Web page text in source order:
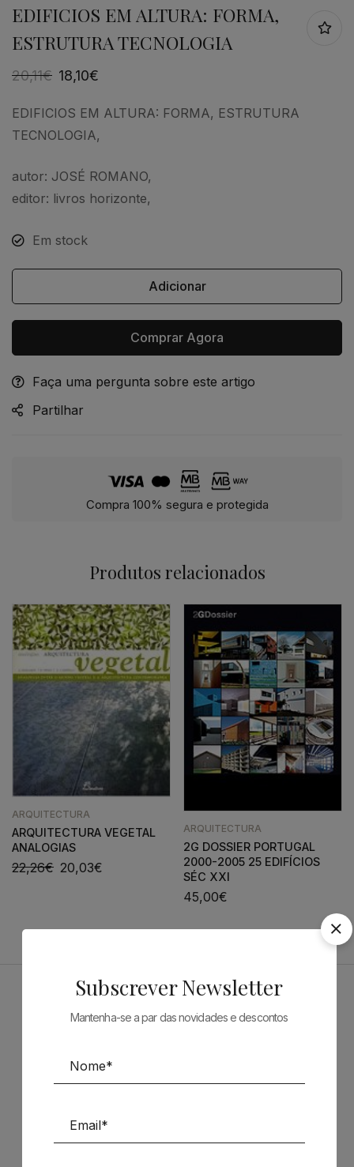
EDIFICIOS EM ALTURA: FORMA,
ESTRUTURA TECNOLOGIA
20,11€ 18,10€
EDIFICIOS EM ALTURA: FORMA, ESTRUTURA
TECNOLOGIA,
autor: JOSÉ ROMANO,
editor: livros horizonte,
Em stock
Adicionar
Comprar Agora
Alternative:
Faça uma pergunta sobre este artigo
Partilhar
Compra 100% segura e protegida
Produtos relacionados
ARQUITECTURA
ARQUITECTURA VEGETAL
ANALOGIAS
22,26€ 20,03€
ARQUITECTURA
2G DOSSIER PORTUGAL
2000-2005 25 EDIFÍCIOS
SÉC XXI
45,00€
Patrocinadores
Siga-nos nas Redes Sociais
Subscrever Newsletter
Mantenha-se a par das novidades e descontos